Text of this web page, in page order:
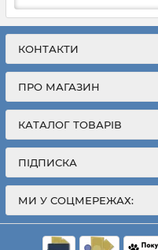
КОНТАКТИ
ПРО МАГАЗИН
КАТАЛОГ ТОВАРІВ
ПІДПИСКА
МИ У СОЦМЕРЕЖАХ: